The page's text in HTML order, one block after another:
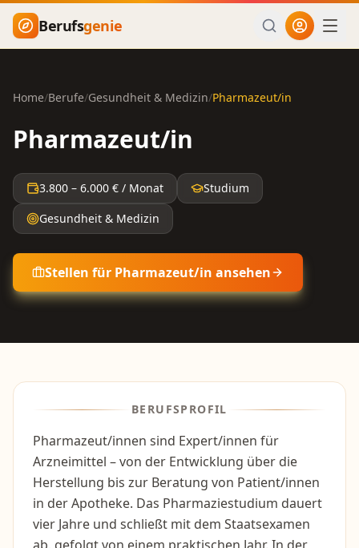
Zum Hauptinhalt springen
Berufsgenie
Home/Berufe/Gesundheit & Medizin/Pharmazeut/in
Pharmazeut/in
3.800 – 6.000 € / Monat
Studium
Gesundheit & Medizin
Stellen für Pharmazeut/in ansehen
BERUFSPROFIL
Pharmazeut/innen sind Expert/innen für
Arzneimittel – von der Entwicklung über die
Herstellung bis zur Beratung von Patient/innen
in der Apotheke. Das Pharmaziestudium dauert
vier Jahre und schließt mit dem Staatsexamen